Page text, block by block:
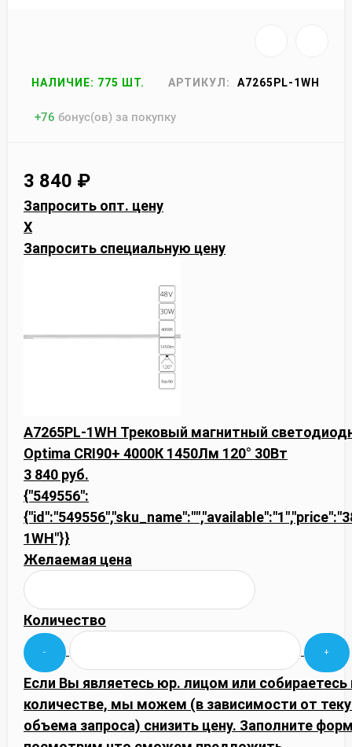
НАЛИЧИЕ: 775 ШТ. АРТИКУЛ: A7265PL-1WH
+76 бонус(ов) за покупку
3 840 ₽
Запросить опт. цену
X
Запросить специальную цену
A7265PL-1WH Трековый магнитный
Optima CRI90+ 4000К 1450Лм 120° 30Вт
3 840 руб.
{"549556":
1WH"}}
Желаемая цена
Количество
Если Вы являетесь юр. лицом или
количестве, мы можем (в зависимости от
объема запроса) снизить цену. Заполните